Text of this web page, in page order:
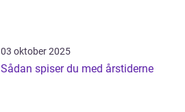
03 oktober 2025
Sådan spiser du med årstiderne